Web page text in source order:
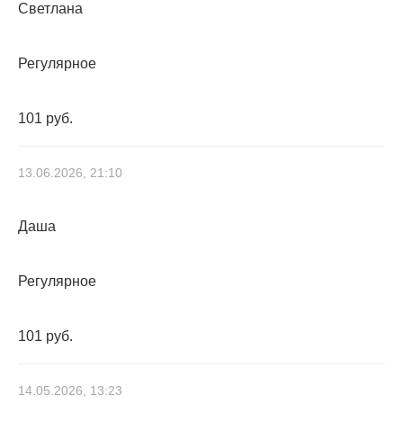
Светлана
Регулярное
101 руб.
13.06.2026, 21:10
Даша
Регулярное
101 руб.
14.05.2026, 13:23